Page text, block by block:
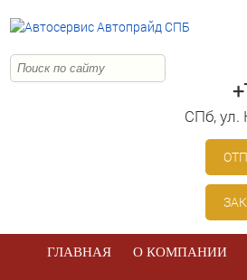
СПб, ул.
ГЛАВНАЯ О КОМПАНИИ